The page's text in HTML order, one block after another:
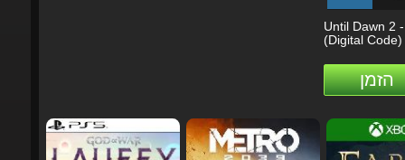
Until Dawn 2 -
(Digital Code)
הזמן